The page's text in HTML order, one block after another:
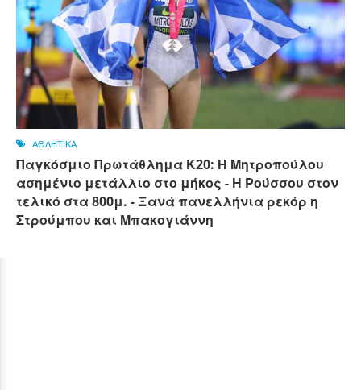
ΑΘΛΗΤΙΚΑ
Παγκόσμιο Πρωτάθλημα Κ20: Η Μητροπούλου
ασημένιο μετάλλιο στο μήκος - Η Ρούσσου στον
τελικό στα 800μ. - Ξανά πανελλήνια ρεκόρ η
Στρούμπου και Μπακογιάννη